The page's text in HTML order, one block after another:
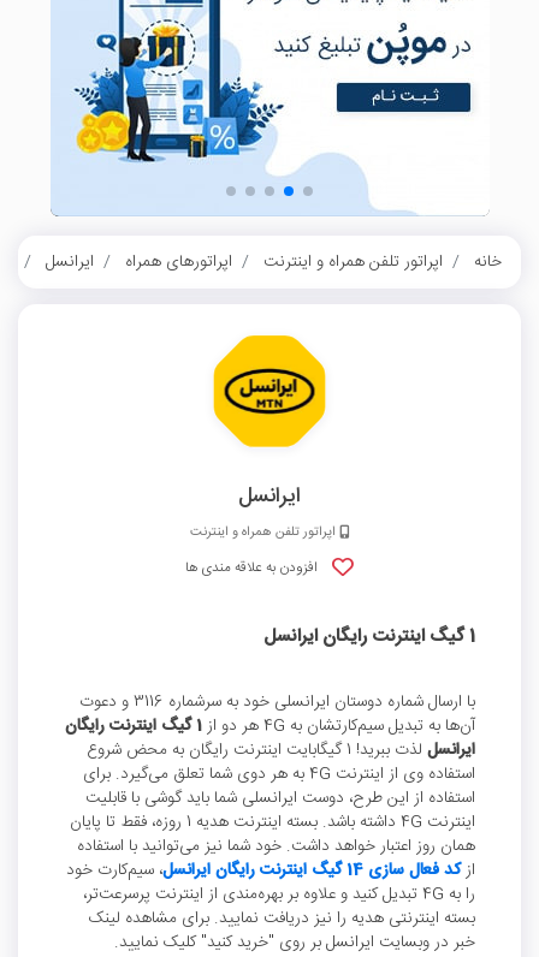
خانه اپراتور تلفن همراه و اینترنت اپراتورهای همراه ایرانسل
ایرانسل
اپراتور تلفن همراه و اینترنت
افزودن به علاقه مندی ها
1 گیگ اینترنت رایگان ایرانسل
با ارسال شماره دوستان ایرانسلی خود به سرشماره 3116 و دعوت
آن‌ها به تبدیل سیم‌کارتشان به 4G هر دو از
1 گیگ اینترنت رایگان
ایرانسل
لذت ببرید! 1 گیگابایت اینترنت رایگان به محض شروع
استفاده وی از اینترنت 4G به هر دوی شما تعلق می‌گیرد. برای
استفاده از این طرح، دوست ایرانسلی شما باید گوشی با قابلیت
اینترنت 4G داشته باشد. بسته اینترنت هدیه 1 روزه، فقط تا پایان
همان روز اعتبار خواهد داشت. خود شما نیز می‌توانید با استفاده
ازکد فعال سازی 14 گیگ اینترنت رایگان ایرانسل
، سیم‌کارت خود
را به 4G تبدیل کنید و علاوه بر بهره‌مندی از اینترنت پرسرعت‌تر،
بسته اینترنتی هدیه را نیز دریافت نمایید. برای مشاهده لینک
خبر در وبسایت ایرانسل بر روی "خرید کنید" کلیک نمایید.